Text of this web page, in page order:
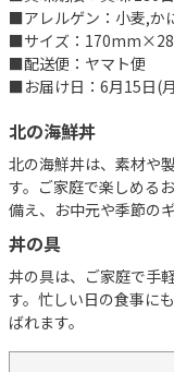
■アレルゲン：小麦,か
■サイズ：
■配送便：ヤマト便
■お届け日：6月15日(
北の海鮮丼
北の海鮮丼は、素材や
す。ご家庭で楽しめる
備え、お中元や季節の
丼の具
丼の具は、ご家庭で手
す。忙しい日の食事に
ばれます。